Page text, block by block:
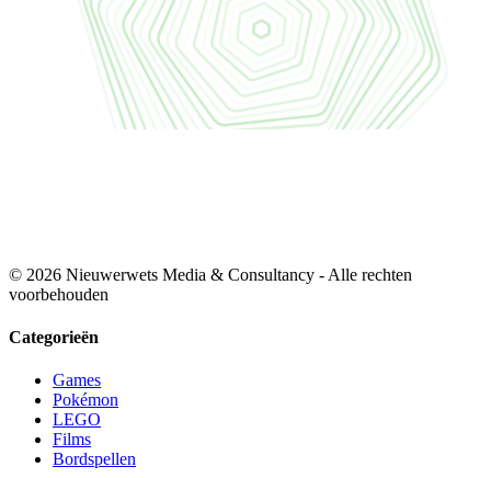
© 2026 Nieuwerwets Media & Consultancy - Alle rechten
voorbehouden
Categorieën
Games
Pokémon
LEGO
Films
Bordspellen